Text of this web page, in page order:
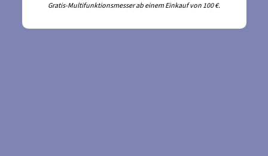
Gratis-Multifunktionsmesser ab einem Einkauf von 100 €.